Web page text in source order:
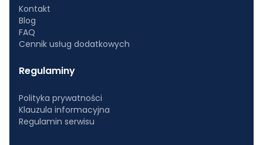
Kontakt
Blog
FAQ
Cennik usług dodatkowych
Regulaminy
Polityka prywatności
Klauzula informacyjna
Regulamin serwisu